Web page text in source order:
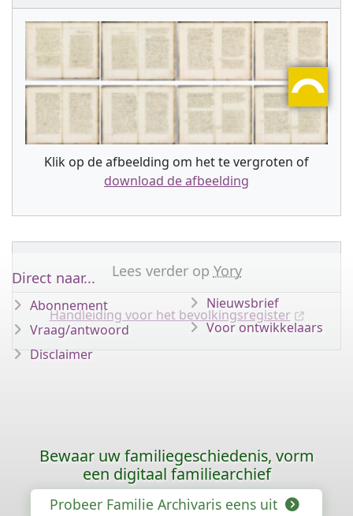
Klik op de afbeelding om het te vergroten of
download de afbeelding
Lees verder op Yory
Handleiding voor het bevolkingsregister
Direct naar...
Abonnement
Vraag/antwoord
Disclaimer
Nieuwsbrief
Voor ontwikkelaars
Bewaar uw familiegeschiedenis, vorm
een digitaal familiearchief
Probeer Familie Archivaris eens uit